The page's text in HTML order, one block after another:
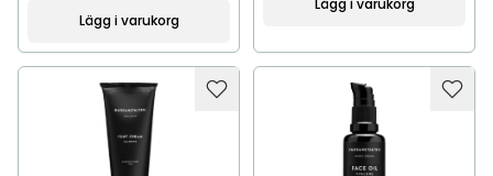
Lägg i varukorg
Lägg i varukorg